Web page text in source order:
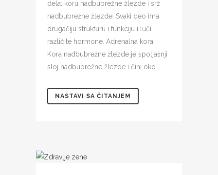
dela: koru nadbubrežne žlezde i srž
nadbubrežne žlezde. Svaki deo ima
drugačiju strukturu i funkciju i luči
različite hormone. Adrenalna kora:
Kora nadbubrežne žlezde je spoljašnji
sloj nadbubrežne žlezde i čini oko...
NASTAVI SA ČITANJEM